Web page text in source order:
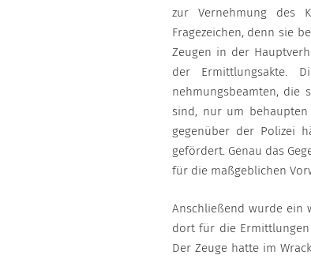
zur Vernehmung des
Fragezeichen, denn sie
Zeugen in der
der Ermittlungsakte.
nehmungsbeamten, die
sind, nur um behaupten
gegenüber der Polizei
gefördert. Genau das
für die maßgeblichen
Anschließend wurde ein
dort für die Ermittlungen
Der Zeuge hatte im